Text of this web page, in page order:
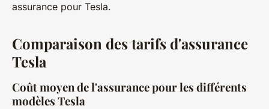
assurance pour Tesla.
Comparaison des tarifs d'assurance
Tesla
Coût moyen de l'assurance pour les différents
modèles Tesla